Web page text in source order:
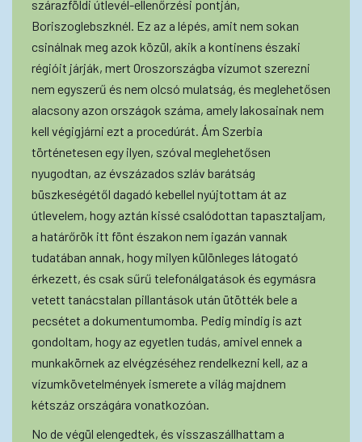
szárazföldi útlevél-ellenőrzési pontján,
Boriszoglebszknél. Ez az a lépés, amit nem sokan
csinálnak meg azok közül, akik a kontinens északi
régióit járják, mert Oroszországba vízumot szerezni
nem egyszerű és nem olcsó mulatság, és meglehetősen
alacsony azon országok száma, amely lakosainak nem
kell végigjárni ezt a procedúrát. Ám Szerbia
történetesen egy ilyen, szóval meglehetősen
nyugodtan, az évszázados szláv barátság
büszkeségétől dagadó kebellel nyújtottam át az
útlevelem, hogy aztán kissé csalódottan tapasztaljam,
a határőrök itt fönt északon nem igazán vannak
tudatában annak, hogy milyen különleges látogató
érkezett, és csak sűrű telefonálgatások és egymásra
vetett tanácstalan pillantások után ütötték bele a
pecsétet a dokumentumomba. Pedig mindig is azt
gondoltam, hogy az egyetlen tudás, amivel ennek a
munkakörnek az elvégzéséhez rendelkezni kell, az a
vízumkövetelmények ismerete a világ majdnem
kétszáz országára vonatkozóan.
No de végül elengedtek, és visszaszállhattam a